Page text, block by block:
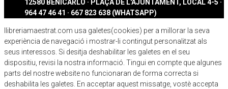
12580 BENICARLÓ · PLAÇA DE L'AJUNTAMENT, LOCAL 4-5 ·
964 47 46 41 · 667 823 638 (WHATSAPP)
llibreriamaestrat.com usa galetes(cookies) per a millorar la seva
experiència de navegació i mostrar-li contingut personalitzat als
seus interessos. Si desitja deshabilitar les galetes en el seu
dispositiu, revisi la nostra informació. Tingui en compte que algunes
parts del nostre website no funcionaran de forma correcta si
deshabilita les galetes. En acceptar aquest missatge, vostè accepta